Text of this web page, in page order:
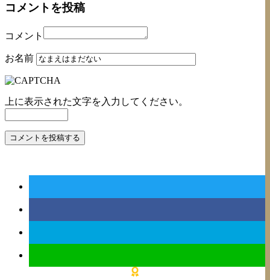
コメントを投稿
コメント
お名前
上に表示された文字を入力してください。